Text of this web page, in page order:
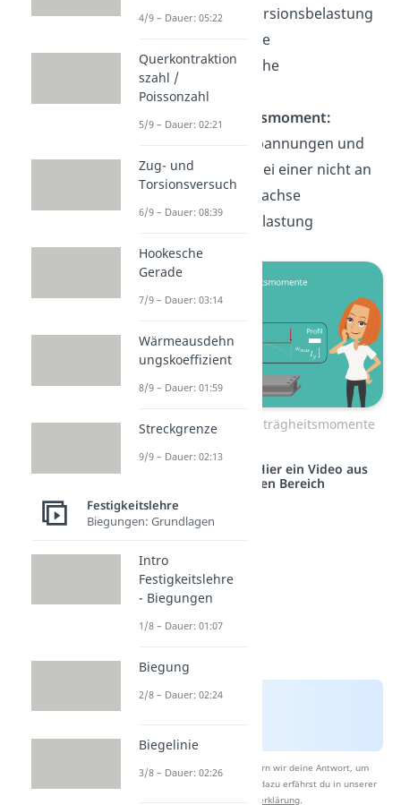
berechnet die Torsionsbelastung
im Bezug auf eine
Querschnittsfläche
biaxiales
Flächenträgheitsmoment:
berechnet die Spannungen und
Verformungen bei einer nicht an
einer Symmetrieachse
angreifenden Belastung
Verschiedene Flächenträgheitsmomente
Studyflix vernetzt: Hier ein Video aus
einem anderen Bereich
Nach Beantwortung speichern wir deine Antwort, um
Studyflix zu verbessern. Mehr dazu erfährst du in unserer
Datenschutzerklärung.
4/9 – Dauer: 05:22
Querkontraktion
szahl /
Poissonzahl
5/9 – Dauer: 02:21
Zug- und
Torsionsversuch
6/9 – Dauer: 08:39
Hookesche
Gerade
7/9 – Dauer: 03:14
Wärmeausdehn
ungskoeffizient
8/9 – Dauer: 01:59
Streckgrenze
9/9 – Dauer: 02:13
Festigkeitslehre
Biegungen: Grundlagen
Intro
Festigkeitslehre
- Biegungen
1/8 – Dauer: 01:07
Biegung
2/8 – Dauer: 02:24
Biegelinie
3/8 – Dauer: 02:26